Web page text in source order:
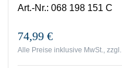
Art.-Nr.: 068 198 151 C
74,99 €
Alle Preise inklusive MwSt., zzgl.